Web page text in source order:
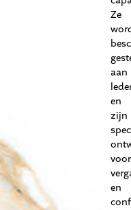
Ze
aan
en
zijn
voor
en